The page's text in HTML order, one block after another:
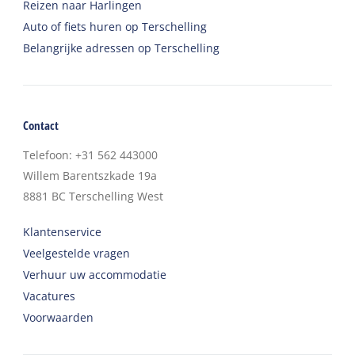
Reizen naar Harlingen
Auto of fiets huren op Terschelling
Belangrijke adressen op Terschelling
Contact
Telefoon: +31 562 443000
Willem Barentszkade 19a
8881 BC Terschelling West
Klantenservice
Veelgestelde vragen
Verhuur uw accommodatie
Vacatures
Voorwaarden